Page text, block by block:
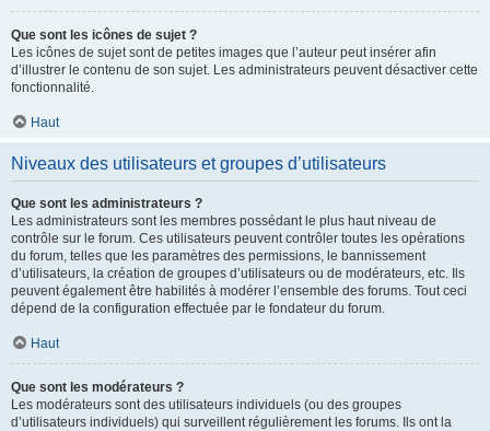
Que sont les icônes de sujet ?
Les icônes de sujet sont de petites images que l’auteur peut insérer afin
d’illustrer le contenu de son sujet. Les administrateurs peuvent désactiver cette
fonctionnalité.
Haut
Niveaux des utilisateurs et groupes d’utilisateurs
Que sont les administrateurs ?
Les administrateurs sont les membres possédant le plus haut niveau de
contrôle sur le forum. Ces utilisateurs peuvent contrôler toutes les opérations
du forum, telles que les paramètres des permissions, le bannissement
d’utilisateurs, la création de groupes d’utilisateurs ou de modérateurs, etc. Ils
peuvent également être habilités à modérer l’ensemble des forums. Tout ceci
dépend de la configuration effectuée par le fondateur du forum.
Haut
Que sont les modérateurs ?
Les modérateurs sont des utilisateurs individuels (ou des groupes
d’utilisateurs individuels) qui surveillent régulièrement les forums. Ils ont la